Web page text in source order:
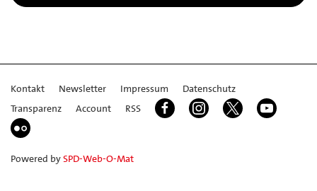
Kontakt Newsletter Impressum
Datenschutz
Transparenz
Account RSS
Powered bySPD-Web-O-Mat